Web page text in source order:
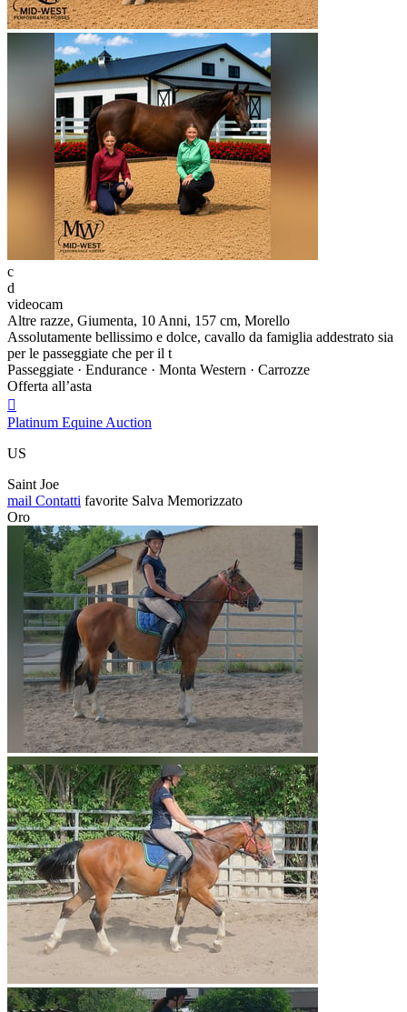
c
d
videocam
Altre razze, Giumenta, 10 Anni, 157 cm, Morello
Assolutamente bellissimo e dolce, cavallo da famiglia addestrato sia
per le passeggiate che per il t
Passeggiate · Endurance · Monta Western · Carrozze
Offerta all’asta

Platinum Equine Auction
US
Saint Joe
mail Contatti favorite Salva Memorizzato
Oro